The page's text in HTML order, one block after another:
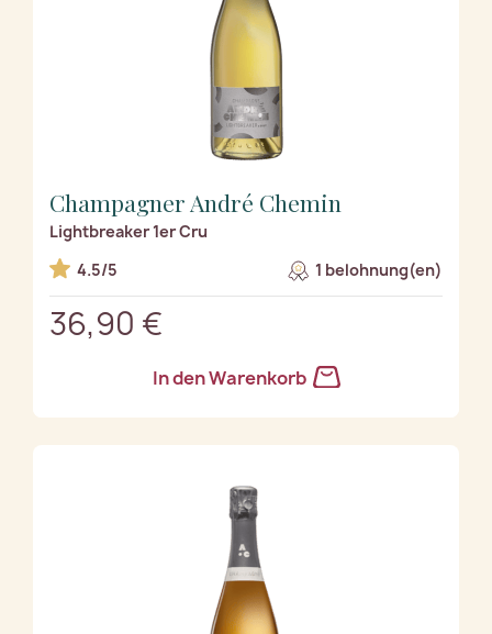
Champagner André Chemin
Lightbreaker 1er Cru
4.5/5
1 belohnung(en)
36,90 €
In den Warenkorb